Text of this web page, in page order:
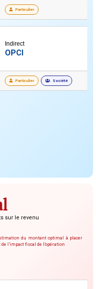
Particulier
Indirect
OPCI
Particulier Société
sur le revenu
du montant optimal à placer
de l’impact fiscal de l’opération